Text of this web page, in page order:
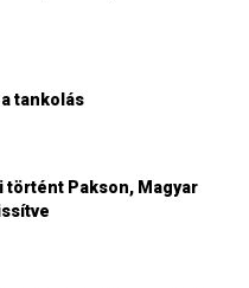
tankolás
történt Pakson, Magyar